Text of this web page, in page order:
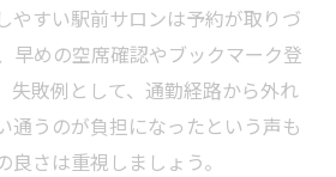
やすい駅前サロンは予約が取りづ
早めの空席確認やブックマーク登
失敗例として、通勤経路から外れ
通うのが負担になったという声も
さは重視しましょう。